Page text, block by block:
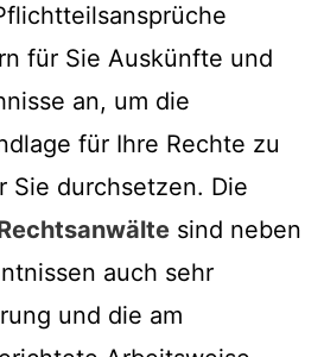
für Sie Auskünfte und
an, um die
für Ihre Rechte zu
Sie durchsetzen. Die
sind neben
auch sehr
und die am